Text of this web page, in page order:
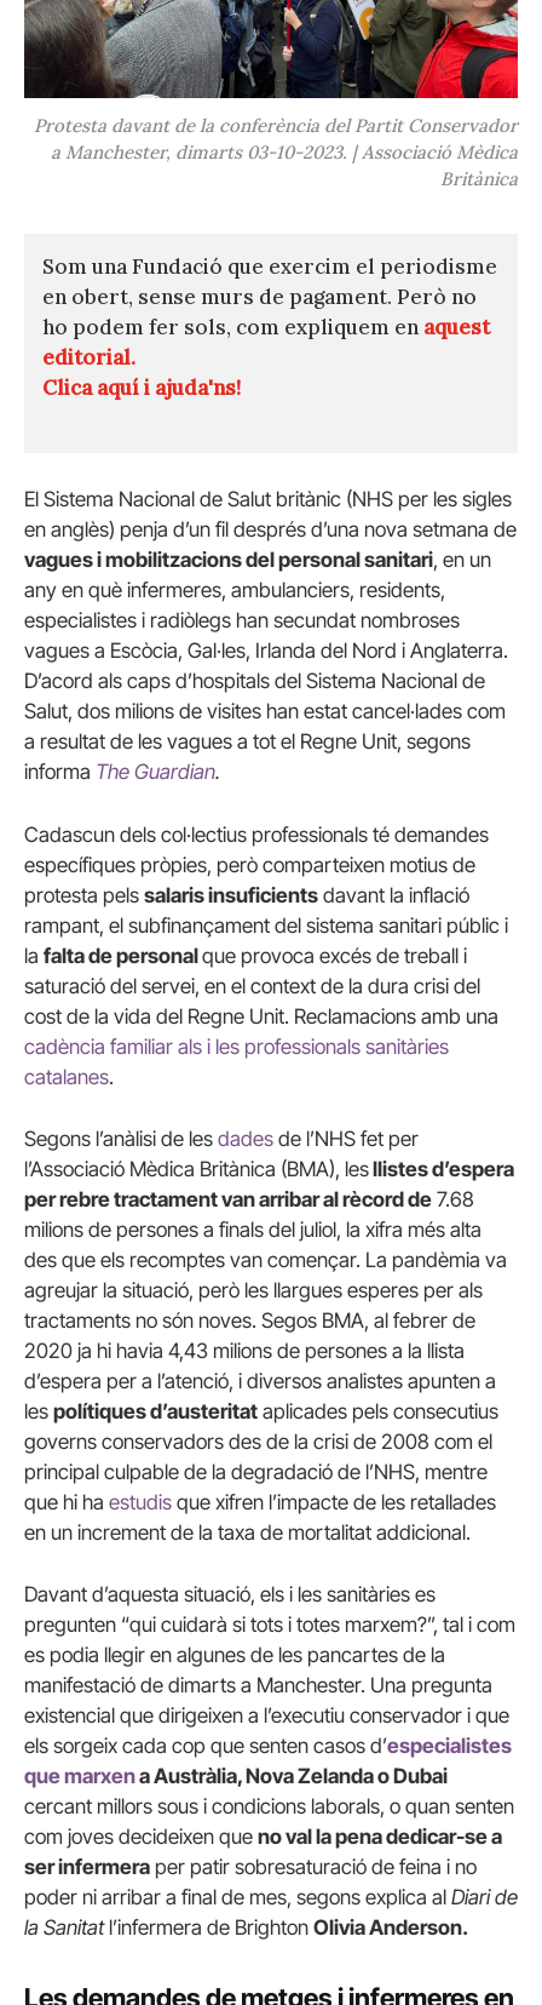
Protesta davant de la conferència del Partit Conservador
a Manchester, dimarts 03-10-2023. | Associació Mèdica
Britànica
Som una Fundació que exercim el periodisme
en obert, sense murs de pagament. Però no
ho podem fer sols, com expliquem en aquest
editorial.
Clica aquí i ajuda'ns!
El Sistema Nacional de Salut britànic (NHS per les sigles
en anglès) penja d’un fil després d’una nova setmana de
vagues i mobilitzacions del personal sanitari, en un
any en què infermeres, ambulanciers, residents,
especialistes i radiòlegs han secundat nombroses
vagues a Escòcia, Gal·les, Irlanda del Nord i Anglaterra.
D’acord als caps d’hospitals del Sistema Nacional de
Salut, dos milions de visites han estat cancel·lades com
a resultat de les vagues a tot el Regne Unit, segons
informa The Guardian.
Cadascun dels col·lectius professionals té demandes
específiques pròpies, però comparteixen motius de
protesta pels salaris insuficients davant la inflació
rampant, el subfinançament del sistema sanitari públic i
la falta de personalque provoca excés de treball i
saturació del servei, en el context de la dura crisi del
cost de la vida del Regne Unit. Reclamacions amb una
cadència familiar als i les professionals sanitàries
catalanes.
Segons l’anàlisi de les dades de l’NHS fet per
l’Associació Mèdica Britànica (BMA), lesllistes d’espera
per rebre tractament van arribar al rècord de 7.68
milions de persones a finals del juliol, la xifra més alta
des que els recomptes van començar. La pandèmia va
agreujar la situació, però les llargues esperes per als
tractaments no són noves. Segos BMA, al febrer de
2020 ja hi havia 4,43 milions de persones a la llista
d’espera per a l’atenció, i diversos analistes apunten a
les polítiques d’austeritat aplicades pels consecutius
governs conservadors des de la crisi de 2008 com el
principal culpable de la degradació de l’NHS, mentre
que hi ha estudis que xifren l’impacte de les retallades
en un increment de la taxa de mortalitat addicional.
Davant d’aquesta situació, els i les sanitàries es
pregunten “qui cuidarà si tots i totes marxem?”, tal i com
es podia llegir en algunes de les pancartes de la
manifestació de dimarts a Manchester. Una pregunta
existencial que dirigeixen a l’executiu conservador i que
els sorgeix cada cop que senten casos d’especialistes
que marxena Austràlia, Nova Zelanda o Dubai
cercant millors sous i condicions laborals, o quan senten
com joves decideixen que no val la pena dedicar-se a
ser infermera per patir sobresaturació de feina i no
poder ni arribar a final de mes, segons explica al Diari de
la Sanitat l’infermera de Brighton Olivia Anderson.
Les demandes de metges i infermeres en